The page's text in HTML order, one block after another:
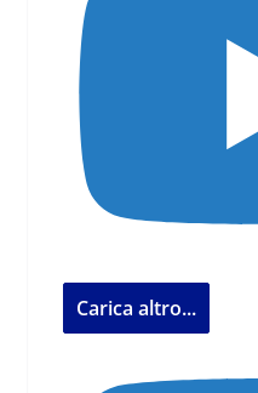
Carica altro...